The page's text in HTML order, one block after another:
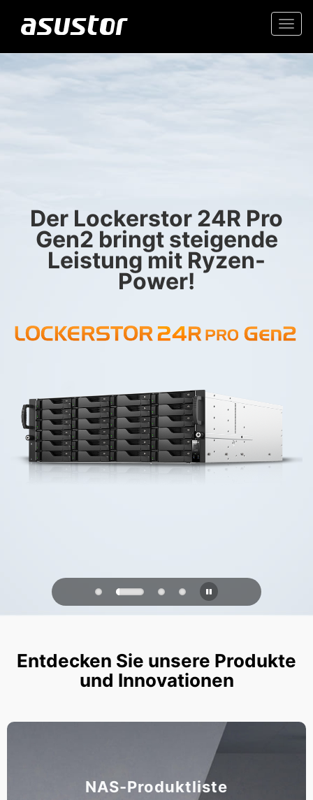
“Beste Technik des
- PCMag.com
Der Lockerstor 24R Pro
Gen2 bringt steigende
Leistung mit Ryzen-
Power!
Quantenangriffe
Entdecken Sie unsere Produkte
und Innovationen
NAS-Produktliste